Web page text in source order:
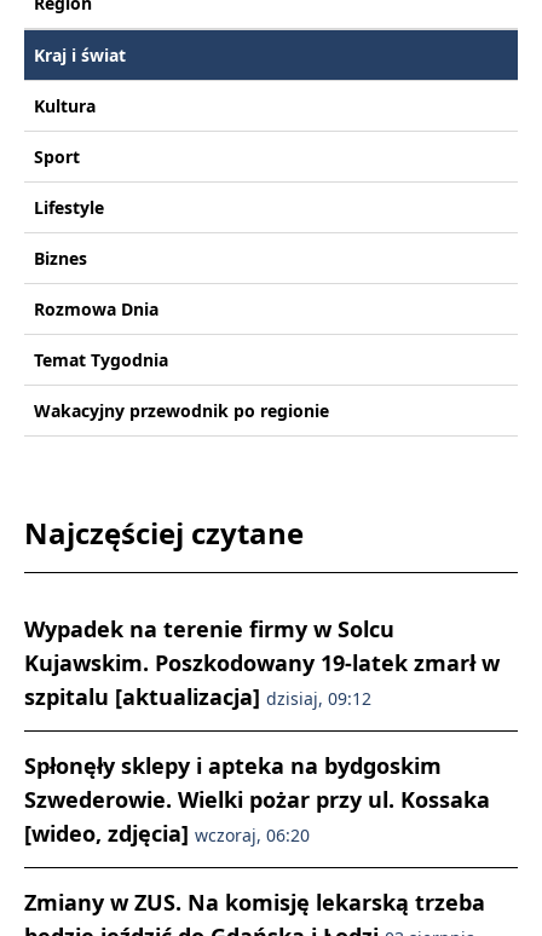
Kraj i świat
Kultura
Sport
Lifestyle
Biznes
Rozmowa Dnia
Temat Tygodnia
Wakacyjny przewodnik po regionie
Najczęściej czytane
Wypadek na terenie firmy w Solcu
Kujawskim. Poszkodowany 19-latek zmarł w
szpitalu [aktualizacja] dzisiaj, 09:12
Spłonęły sklepy i apteka na bydgoskim
Szwederowie. Wielki pożar przy ul. Kossaka
[wideo, zdjęcia] wczoraj, 06:20
Zmiany w ZUS. Na komisję lekarską trzeba